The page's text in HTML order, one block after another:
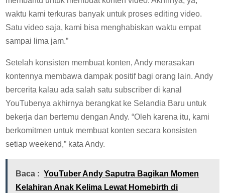
waktu kami terkuras banyak untuk proses editing video.
Satu video saja, kami bisa menghabiskan waktu empat
sampai lima jam.”
Setelah konsisten membuat konten, Andy merasakan
kontennya membawa dampak positif bagi orang lain. Andy
bercerita kalau ada salah satu subscriber di kanal
YouTubenya akhirnya berangkat ke Selandia Baru untuk
bekerja dan bertemu dengan Andy. “Oleh karena itu, kami
berkomitmen untuk membuat konten secara konsisten
setiap weekend,” kata Andy.
Baca : YouTuber Andy Saputra Bagikan Momen
Kelahiran Anak Kelima Lewat Homebirth di